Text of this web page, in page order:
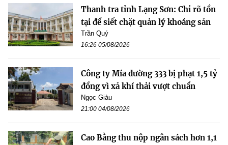
Thanh tra tỉnh Lạng Sơn: Chỉ rõ tồn
tại để siết chặt quản lý khoáng sản
Trần Quý
16:26 05/08/2026
Công ty Mía đường 333 bị phạt 1,5 tỷ
đồng vì xả khí thải vượt chuẩn
Ngọc Giàu
21:00 04/08/2026
Cao Bằng thu nộp ngân sách hơn 1,1